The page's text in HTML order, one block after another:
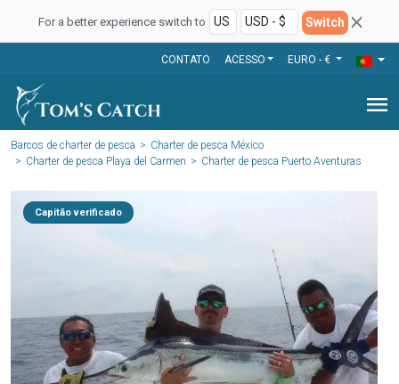
For a better experience switch to Switch
CONTATO ACESSO EURO - €
menu
Barcos de charter de pesca
Charter de pesca México
Charter de pesca Playa del Carmen
Charter de pesca Puerto Aventuras
Capitão verificado